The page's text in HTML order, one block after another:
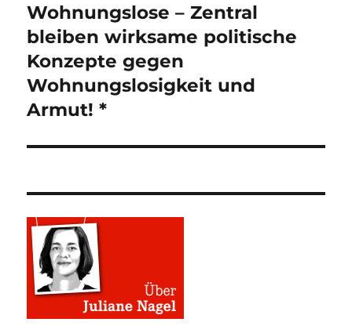
Wohnungslose – Zentral
bleiben wirksame politische
Konzepte gegen
Wohnungslosigkeit und
Armut! *